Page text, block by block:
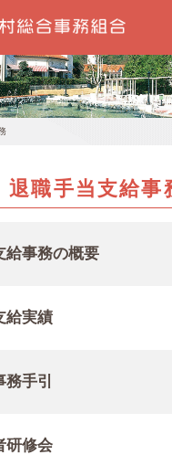
退職手当支給事
給事務の概要
給実績
手引
研修会